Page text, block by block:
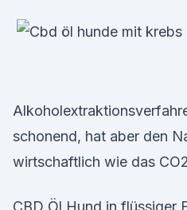
schonend, hat aber den
wirtschaftlich wie das
CBD Öl Hund in flüssiger